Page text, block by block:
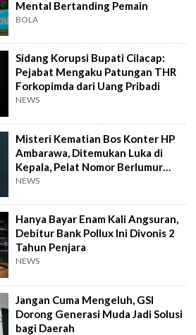
Mental Bertanding Pemain
BOLA
Sidang Korupsi Bupati Cilacap:
Pejabat Mengaku Patungan THR
Forkopimda dari Uang Pribadi
NEWS
Misteri Kematian Bos Konter HP
Ambarawa, Ditemukan Luka di
Kepala, Pelat Nomor Berlumur
Darah
NEWS
Hanya Bayar Enam Kali Angsuran,
Debitur Bank Pollux Ini Divonis 2
Tahun Penjara
NEWS
Jangan Cuma Mengeluh, GSI
Dorong Generasi Muda Jadi Solusi
bagi Daerah